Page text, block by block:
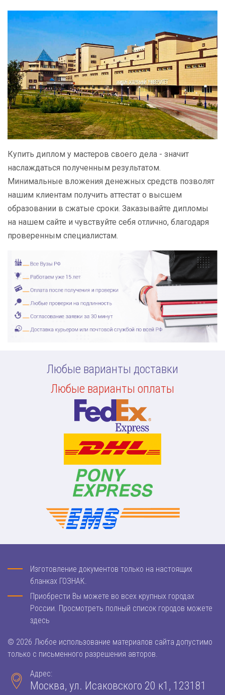
Купить диплом у мастеров своего дела - значит
наслаждаться полученным результатом.
Минимальные вложения денежных средств позволят
нашим клиентам получить аттестат о высшем
образовании в сжатые сроки. Заказывайте дипломы
на нашем сайте и чувствуйте себя отлично, благодаря
проверенным специалистам.
Любые варианты доставки
Любые варианты оплаты
Изготовление документов только на настоящих
бланках ГОЗНАК.
Приобрести Вы можете во всех крупных городах
России. Просмотреть полный список городов можете
здесь
© 2026 Любое использование материалов сайта допустимо
только с письменного разрешения авторов.
Адрес:
Москва, ул. Исаковского 20 к1, 123181